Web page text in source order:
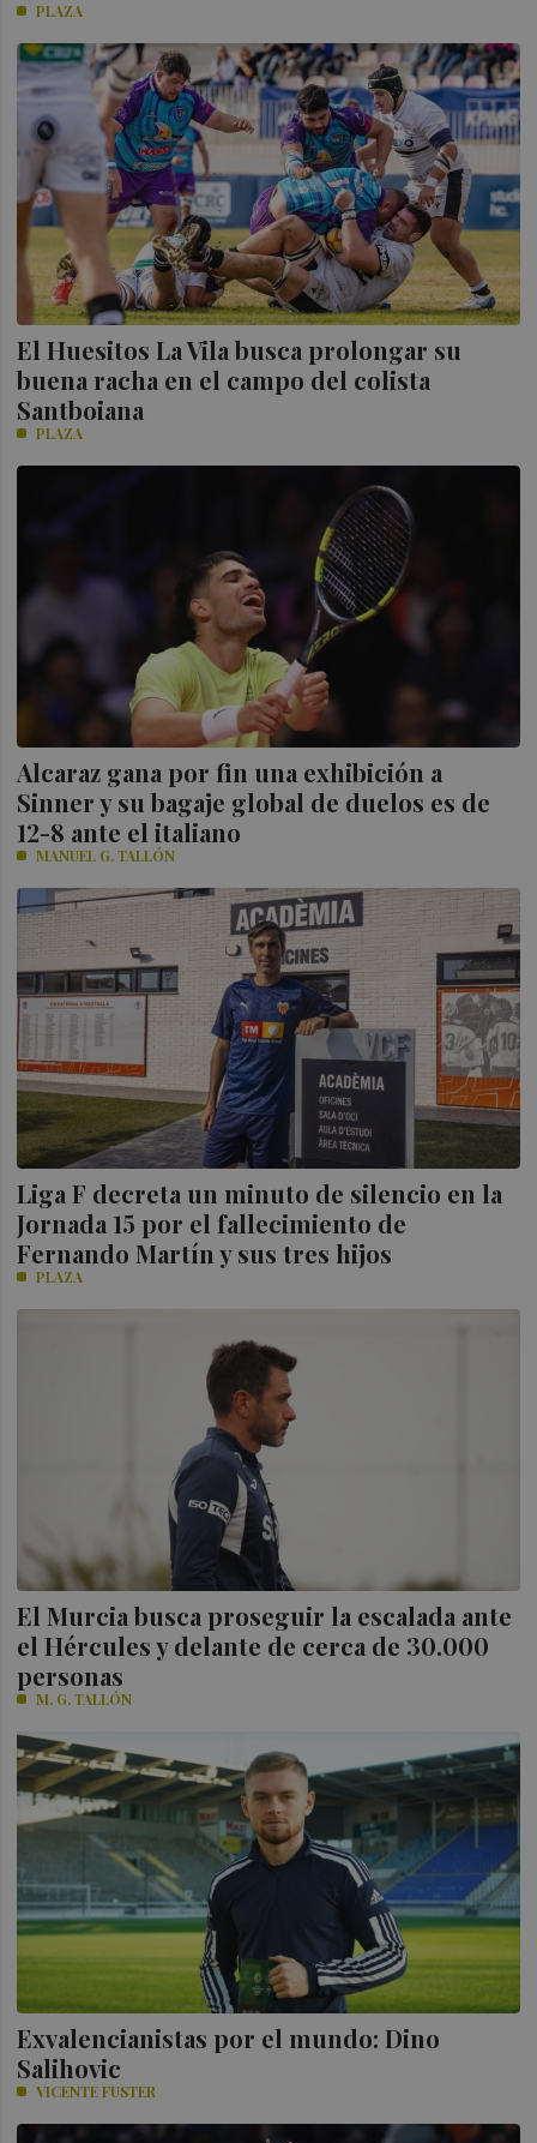
PLAZA
El Huesitos La Vila busca prolongar su
buena racha en el campo del colista
Santboiana
PLAZA
Alcaraz gana por fin una exhibición a
Sinner y su bagaje global de duelos es de
12-8 ante el italiano
MANUEL G. TALLÓN
Liga F decreta un minuto de silencio en la
Jornada 15 por el fallecimiento de
Fernando Martín y sus tres hijos
PLAZA
El Murcia busca proseguir la escalada ante
el Hércules y delante de cerca de 30.000
personas
M. G. TALLÓN
Exvalencianistas por el mundo: Dino
Salihovic
VICENTE FUSTER